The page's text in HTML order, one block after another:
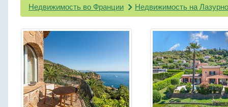
Недвижимость во Франции Недвижимость на